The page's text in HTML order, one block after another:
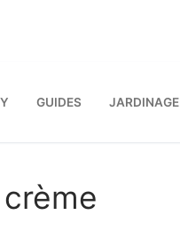
GUIDES JARDINAGE
crème